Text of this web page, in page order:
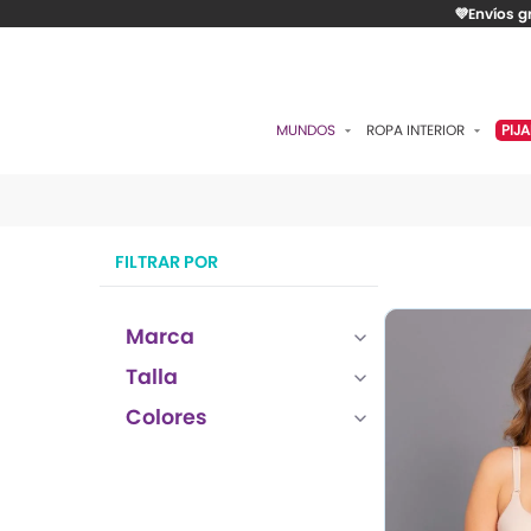
💜Envíos
MUNDOS ROPA INTERIOR
CAMISETAS
LO MÁS VENDIDO
MATERNIDAD
FILTRAR POR
Marca
Talla
Colores